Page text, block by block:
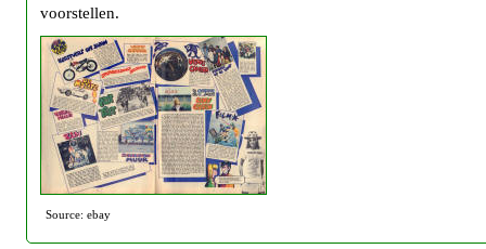
voorstellen.
Source: ebay